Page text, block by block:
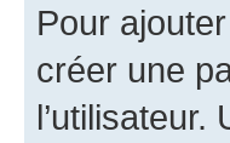
Pour
créer une